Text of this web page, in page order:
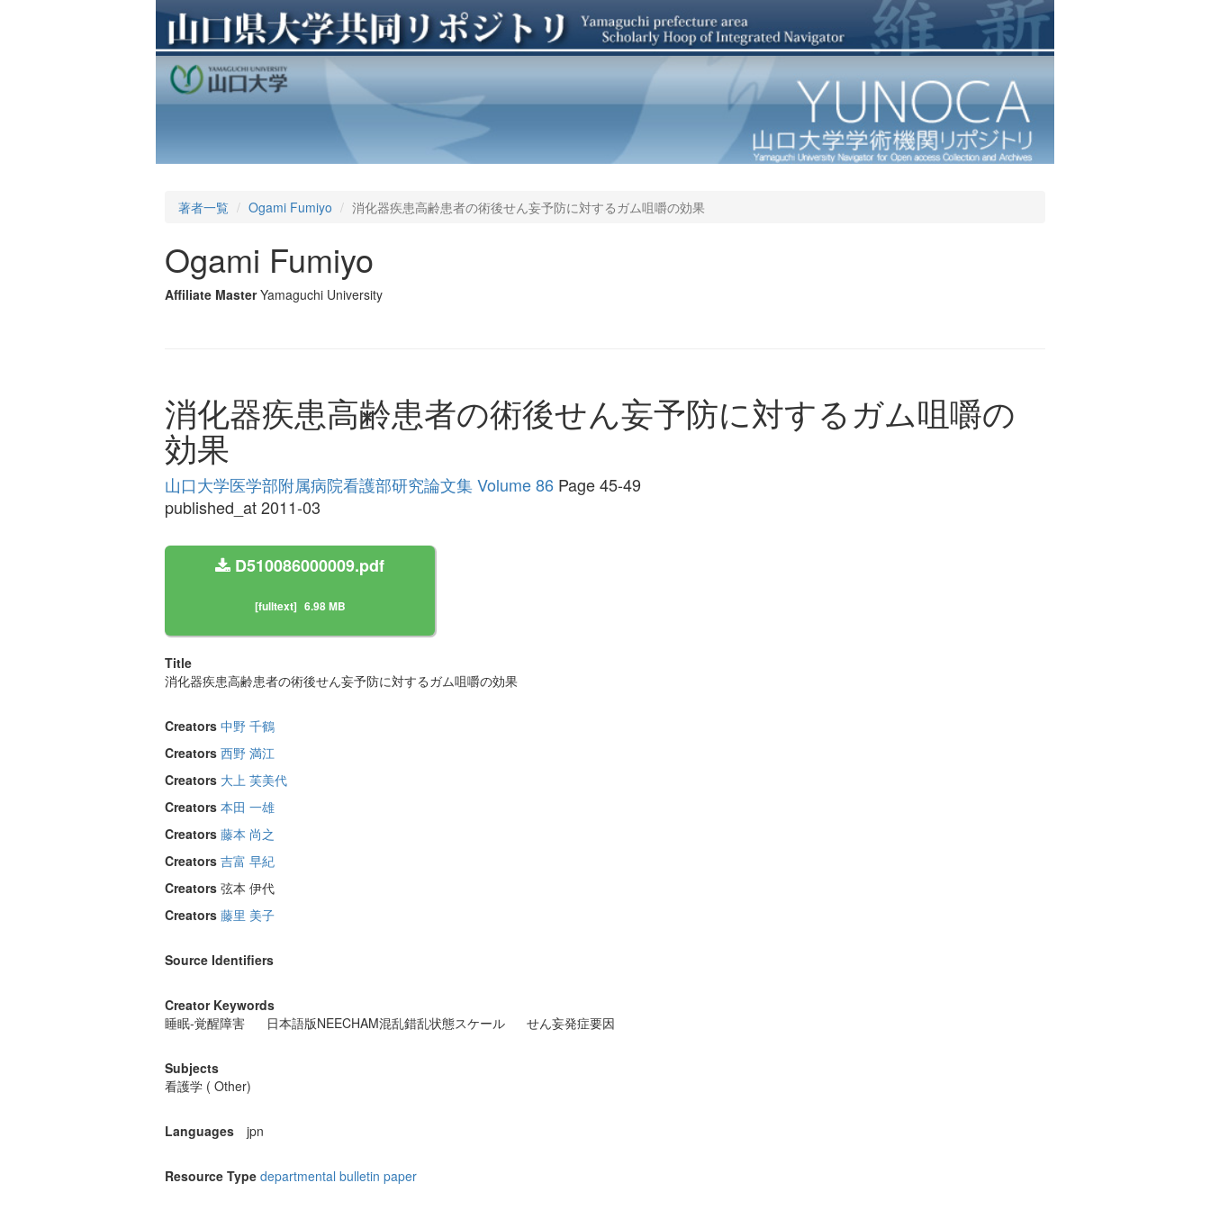
著者一覧 Ogami Fumiyo 消化器疾患高齢患者の術後せん妄予防に対するガム咀嚼の効果
Ogami Fumiyo
Affiliate Master Yamaguchi University
消化器疾患高齢患者の術後せん妄予防に対するガム咀嚼の
効果
山口大学医学部附属病院看護部研究論文集 Volume 86 Page 45-49
published_at 2011-03
D510086000009.pdf
[fulltext] 6.98 MB
Title
消化器疾患高齢患者の術後せん妄予防に対するガム咀嚼の効果
Creators 中野 千鶴
Creators 西野 満江
Creators 大上 芙美代
Creators 本田 一雄
Creators 藤本 尚之
Creators 吉富 早紀
Creators 弦本 伊代
Creators 藤里 美子
Source Identifiers
Creator Keywords
睡眠-覚醒障害
日本語版NEECHAM混乱錯乱状態スケール せん妄発症要因
Subjects
看護学 ( Other)
Languages jpn
Resource Type departmental bulletin paper